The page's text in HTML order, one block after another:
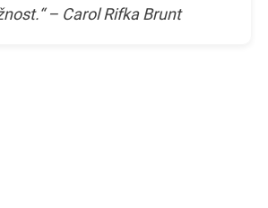
– Carol Rifka Brunt